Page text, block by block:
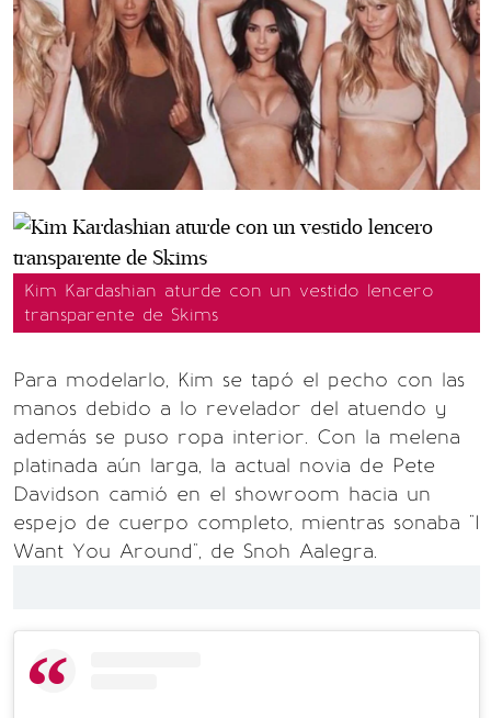
Kim Kardashian aturde con un vestido lencero
transparente de Skims
Para modelarlo, Kim se tapó el pecho con las
manos debido a lo revelador del atuendo y
además se puso ropa interior. Con la melena
platinada aún larga, la actual novia de Pete
Davidson camió en el showroom hacia un
espejo de cuerpo completo, mientras sonaba "I
Want You Around", de Snoh ​​Aalegra.